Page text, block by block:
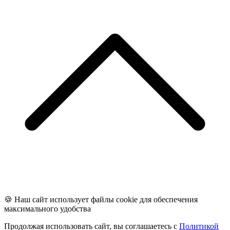
🍪 Наш сайт использует файлы cookie для обеспечения
максимального удобства
Продолжая использовать сайт, вы соглашаетесь с Политикой